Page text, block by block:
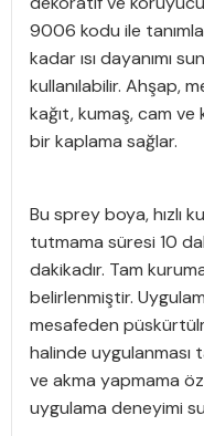
9006 kodu ile
kadar ısı dayanımı
kullanılabilir. Ahşap,
kağıt, kumaş, cam
bir kaplama sağlar.
Bu sprey boya, hızlı
tutmama süresi 10
dakikadır. Tam
belirlenmiştir.
mesafeden
halinde uygulanması
ve akma yapmama
uygulama deneyimi